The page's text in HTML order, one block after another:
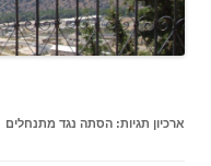
ארכיון תגיות: הסתה נגד מתנחלים